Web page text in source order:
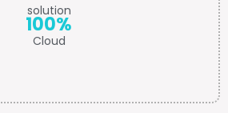
solution
100%
Cloud